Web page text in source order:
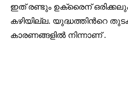
ഇത് രണ്ടും ഉക്രൈന്
കഴിയില്ല. യുദ്ധത്തിൻറെ
കാരണങ്ങളിൽ നിന്നാണ് .